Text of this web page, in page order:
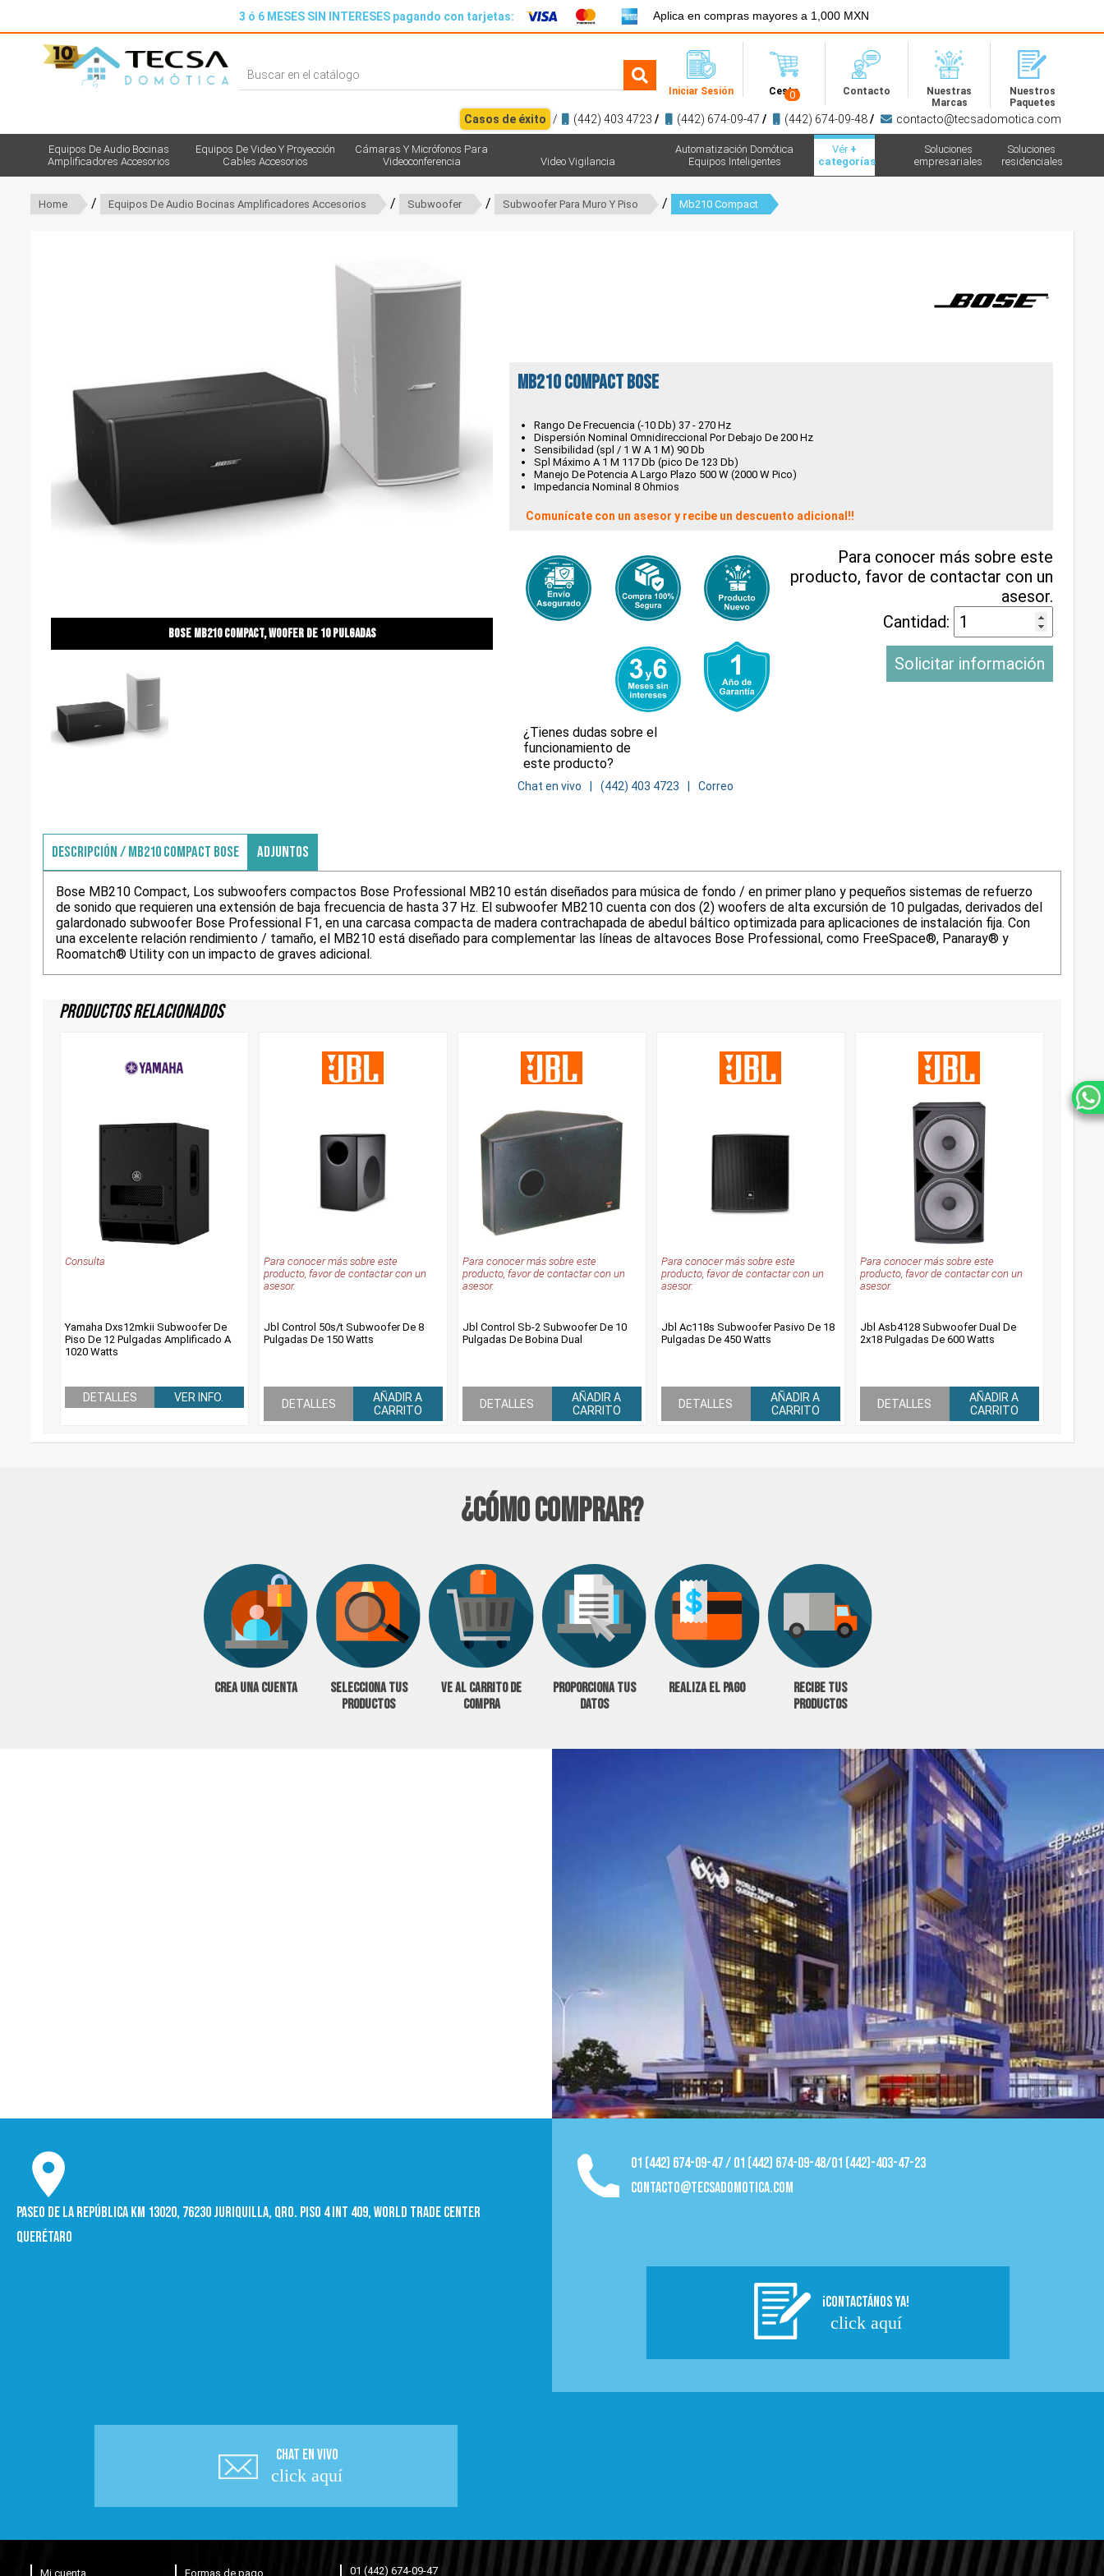
3 ó 6 MESES SIN INTERESES pagando con tarjetas: Aplica en compras mayores a 1,000 MXN
Iniciar Sesión Cesta
0 Contacto
Nuestras
Marcas
Nuestros
Paquetes
Casos de éxito / (442) 403 4723 / (442) 674-09-47 / (442) 674-09-48/ contacto@tecsadomotica.com
Equipos De Audio Bocinas
Amplificadores Accesorios
Equipos De Video Y Proyección
Cables Accesorios
Cámaras Y Micrófonos Para
Videoconferencia
Video Vigilancia
Automatización Domótica
Equipos Inteligentes
Vér +
categorías
Soluciones
residenciales
Soluciones
empresariales
Home / Equipos De Audio Bocinas Amplificadores Accesorios / Subwoofer / Subwoofer Para Muro Y Piso / Mb210 Compact
Bose mb210 compact, woofer de 10 pulgadas
MB210 Compact Bose
Rango De Frecuencia (-10 Db) 37 - 270 Hz
Dispersión Nominal Omnidireccional Por Debajo De 200 Hz
Sensibilidad (spl / 1 W A 1 M) 90 Db
Spl Máximo A 1 M 117 Db (pico De 123 Db)
Manejo De Potencia A Largo Plazo 500 W (2000 W Pico)
Impedancia Nominal 8 Ohmios
Comunícate con un asesor y recibe un descuento adicional!!
¿Tienes dudas sobre el
funcionamiento de
este producto?
Chat en vivo (442) 403 4723 Correo
Para conocer más sobre este
producto, favor de contactar con un
asesor.
Cantidad:
Solicitar información
DESCRIPCIÓN / MB210 COMPACT BOSE ADJUNTOS
Bose MB210 Compact, Los subwoofers compactos Bose Professional MB210 están diseñados para música de fondo / en primer plano y pequeños sistemas de refuerzo
de sonido que requieren una extensión de baja frecuencia de hasta 37 Hz. El subwoofer MB210 cuenta con dos (2) woofers de alta excursión de 10 pulgadas, derivados del
galardonado subwoofer Bose Professional F1, en una carcasa compacta de madera contrachapada de abedul báltico optimizada para aplicaciones de instalación fija. Con
una excelente relación rendimiento / tamaño, el MB210 está diseñado para complementar las líneas de altavoces Bose Professional, como FreeSpace®, Panaray® y
Roomatch® Utility con un impacto de graves adicional.
Productos Relacionados
Consulta
Yamaha Dxs12mkii Subwoofer De
Piso De 12 Pulgadas Amplificado A
1020 Watts
DETALLES VER INFO.
Para conocer más sobre este
producto, favor de contactar con un
asesor.
Jbl Control 50s/t Subwoofer De 8
Pulgadas De 150 Watts
DETALLES
AÑADIR A
CARRITO
Para conocer más sobre este
producto, favor de contactar con un
asesor.
Jbl Control Sb-2 Subwoofer De 10
Pulgadas De Bobina Dual
DETALLES
AÑADIR A
CARRITO
Para conocer más sobre este
producto, favor de contactar con un
asesor.
Jbl Ac118s Subwoofer Pasivo De 18
Pulgadas De 450 Watts
DETALLES
AÑADIR A
CARRITO
Para conocer más sobre este
producto, favor de contactar con un
asesor.
Jbl Asb4128 Subwoofer Dual De
2x18 Pulgadas De 600 Watts
DETALLES
AÑADIR A
CARRITO
¿Cómo Comprar?
Crea una cuenta
Selecciona tus
productos
Ve al carrito de
compra
Proporciona tus
datos
Realiza el pago
Recibe tus
productos
Paseo de la República Km 13020, 76230 Juriquilla, Qro. Piso 4 int 409, World trade Center
Querétaro
01 (442) 674-09-47 / 01 (442) 674-09-48/01 (442)-403-47-23
contacto@tecsadomotica.com
¡CONTACTÁNOS YA!
click aquí
CHAT EN VIVO
click aquí
Mi cuenta Formas de pago 01 (442) 674-09-47